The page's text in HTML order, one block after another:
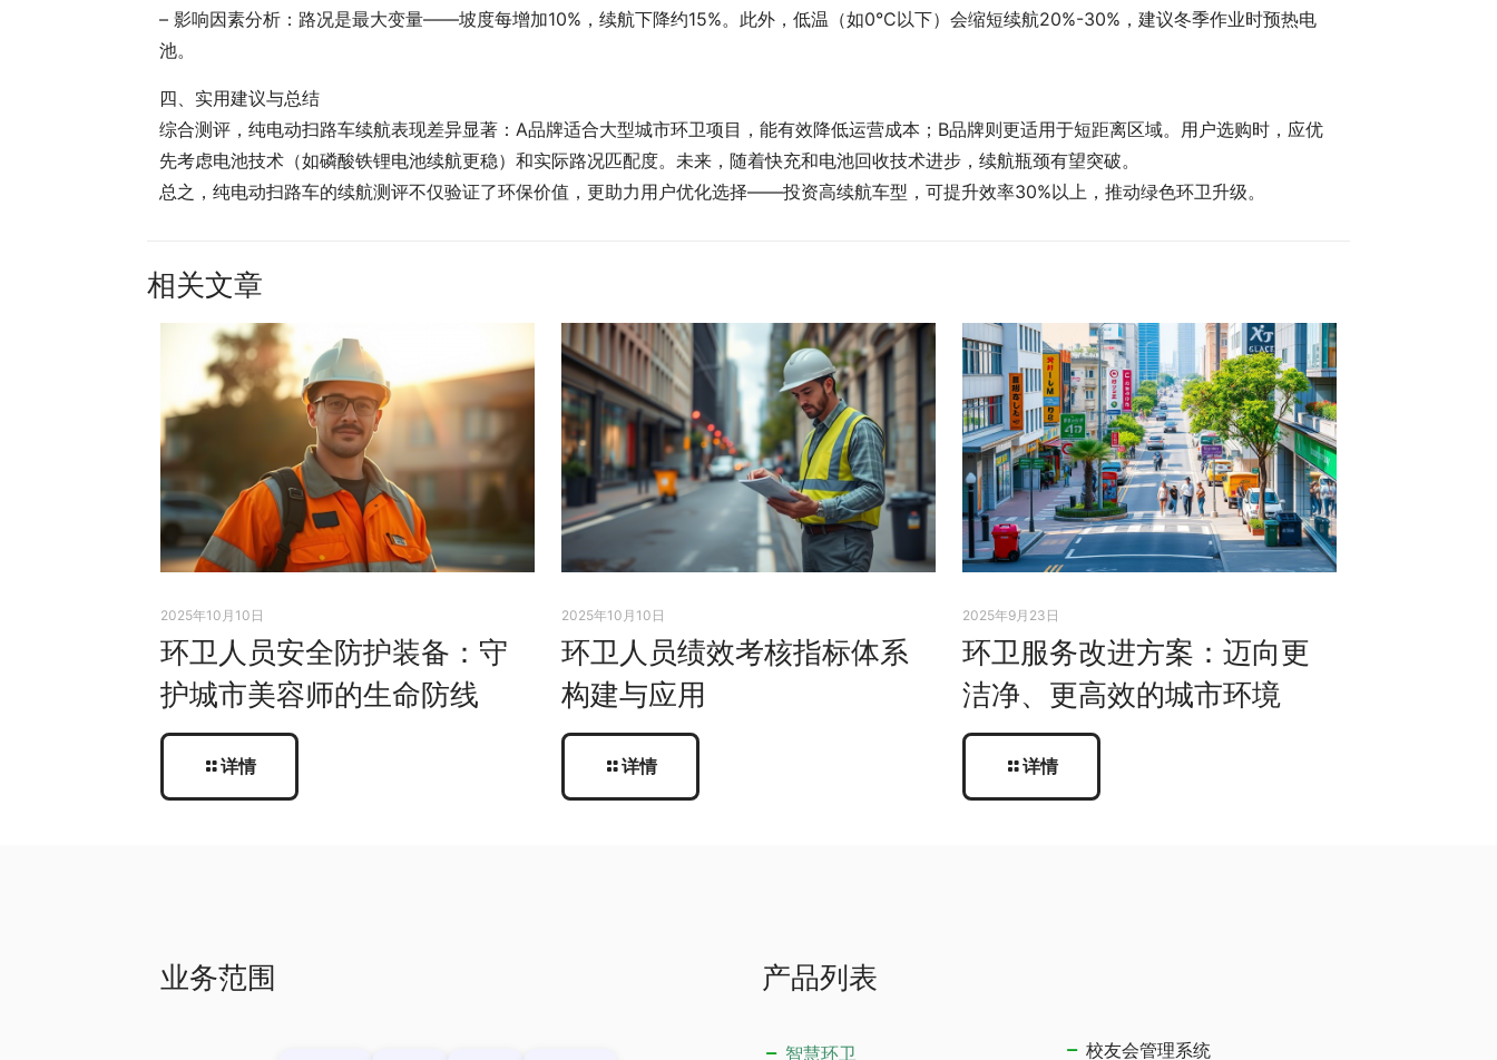
– 影响因素分析：路况是最大变量——坡度每增加10%，续航下降约15%。此外，低温（如0°C以下）会缩短续航20%-30%，建议冬季作业时预热电
池。
四、实用建议与总结
综合测评，纯电动扫路车续航表现差异显著：A品牌适合大型城市环卫项目，能有效降低运营成本；B品牌则更适用于短距离区域。用户选购时，应优
先考虑电池技术（如磷酸铁锂电池续航更稳）和实际路况匹配度。未来，随着快充和电池回收技术进步，续航瓶颈有望突破。
总之，纯电动扫路车的续航测评不仅验证了环保价值，更助力用户优化选择——投资高续航车型，可提升效率30%以上，推动绿色环卫升级。
相关文章
2025年10月10日
环卫人员安全防护装备：守
护城市美容师的生命防线
详情
2025年10月10日
环卫人员绩效考核指标体系
构建与应用
详情
2025年9月23日
环卫服务改进方案：迈向更
洁净、更高效的城市环境
详情
业务范围 产品列表
智慧环卫 校友会管理系统